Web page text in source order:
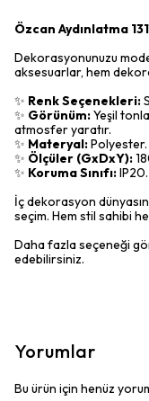
Özcan Aydınlatma
Dekorasyonunuzu
aksesuarlar, hem
✨ Renk Seçenekleri:
✨ Görünüm:Yeşil
atmosfer yaratır.
✨ Materyal:Polyester.
✨ Ölçüler (GxDxY):
✨ Koruma Sınıfı:IP20.
İç dekorasyon
seçim. Hem stil sahibi
Daha fazla seçeneği
edebilirsiniz.
Yorumlar
Bu ürün için henüz